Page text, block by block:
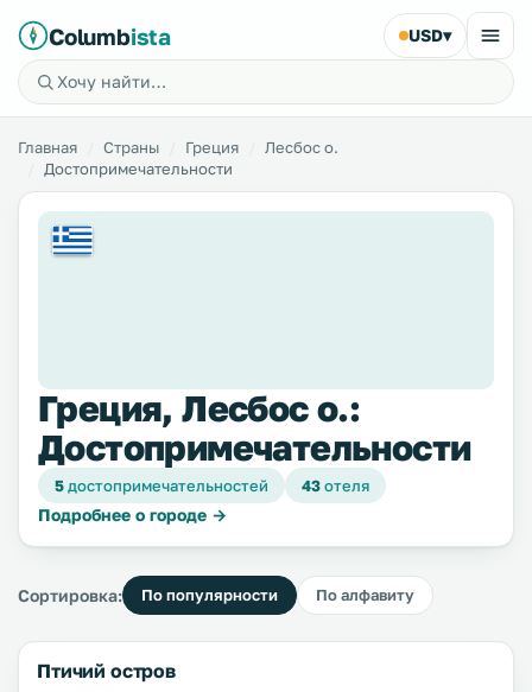
Columbista USD▾
Главная Страны Греция
Лесбос о.
Достопримечательности
Греция, Лесбос о.:
Достопримечательности
5достопримечательностей 43отеля
Подробнее о городе →
Сортировка: По популярности По алфавиту
Птичий остров